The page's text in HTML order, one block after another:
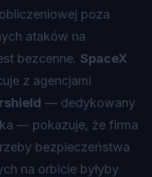
poza
ataków na
bezcenne. SpaceX
z agencjami
— dedykowany
— pokazuje, że firma
bezpieczeństwa
na orbicie byłyby